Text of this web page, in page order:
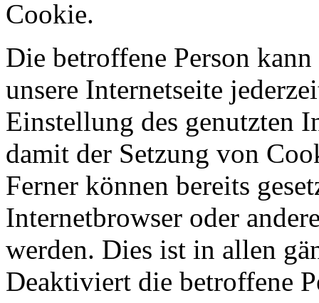
Cookie.
Die betroffene Person
unsere Internetseite
Einstellung des genutzten
damit der Setzung von
Ferner können bereits
Internetbrowser oder
werden. Dies ist in allen
Deaktiviert die betroffene